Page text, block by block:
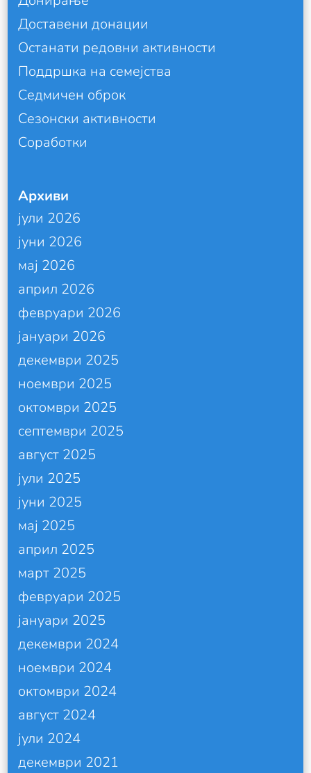
Доставени донации
Останати редовни активности
Поддршка на семејства
Седмичен оброк
Сезонски активности
Соработки
Архиви
јули 2026
јуни 2026
мај 2026
април 2026
февруари 2026
јануари 2026
декември 2025
ноември 2025
октомври 2025
септември 2025
август 2025
јули 2025
јуни 2025
мај 2025
април 2025
март 2025
февруари 2025
јануари 2025
декември 2024
ноември 2024
октомври 2024
август 2024
јули 2024
декември 2021